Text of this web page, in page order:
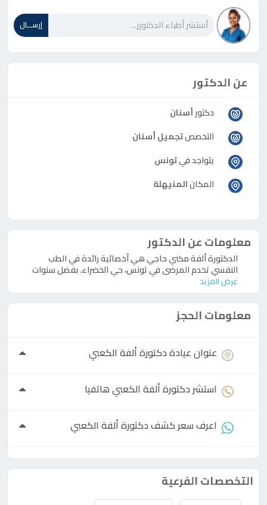
إرســـال
عن الدكتور
دكتورأسنان
التخصصتجميل أسنان
يتواجد فيتونس
المكانالمنيهلة
معلومات عن الدكتور
الدكتورة ألفة مكني حاجي هي أخصائية رائدة في الطب
النفسي تخدم المرضى في تونس، حي الخضراء. بفضل سنوات
عرض المزيد
معلومات الحجز
عنوان عيادةدكتورةألفة الكعبي
استشردكتورةألفة الكعبي هاتفيا
اعرف سعر كشفدكتورةألفة الكعبي
التخصصات الفرعية